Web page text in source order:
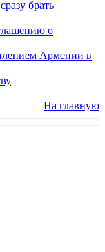
брать
о
Армении в
На главную